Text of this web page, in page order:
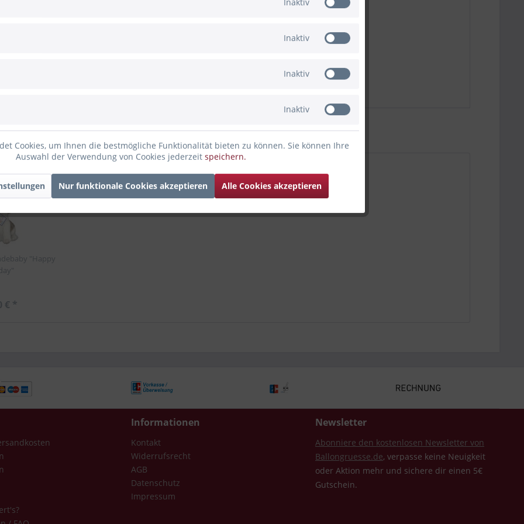
haben sich ebenfalls angesehen
"Happy
€ *
Informationen
Kontakt
Widerrufsrecht
AGB
Datenschutz
Impressum
Newsletter
Abonniere den kostenlosen Newsletter von
Ballongruesse.de, verpasse keine Neuigkeit
oder Aktion mehr und sichere dir einen 5€
Gutschein.
Inaktiv
Inaktiv
Inaktiv
Cookies, um Ihnen die bestmögliche Funktionalität bieten zu können. Sie können Ihre
Auswahl der Verwendung von Cookies jederzeit speichern.
Nur funktionale Cookies akzeptieren Alle Cookies akzeptieren